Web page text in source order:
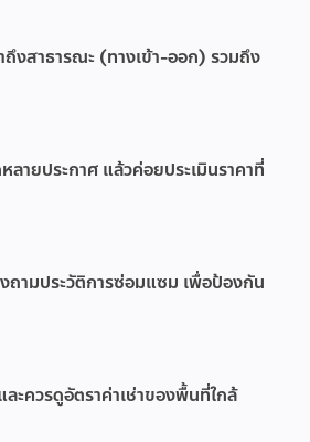
งสาธารณะ (ทางเข้า-ออก) รวมถึง
ายประกาศ แล้วค่อยประเมินราคาที่
ถามประวัติการซ่อมแซม เพื่อป้องกัน
ะควรดูอัตราค่าเช่าของพื้นที่ใกล้